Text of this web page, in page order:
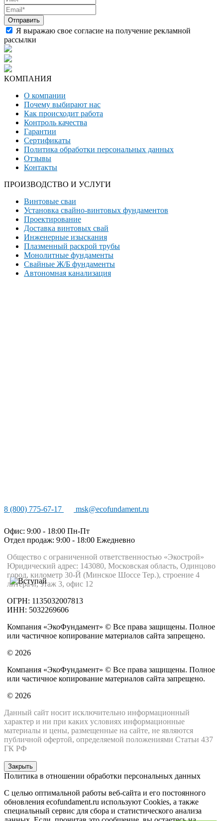
Я выражаю свое согласие на получение рекламной
рассылки
КОМПАНИЯ
О компании
Почему выбирают нас
Как происходит работа
Контроль качества
Гарантии
Сертификаты
Политика обработки персональных данных
Отзывы
Контакты
ПРОИЗВОДСТВО И УСЛУГИ
Винтовые сваи
Установка свайно-винтовых фундаментов
Проектирование
Доставка винтовых свай
Инженерные изыскания
Плазменный раскрой трубы
Монолитные фундаменты
Свайные Ж/Б фундаменты
Автономная канализация
8 (800) 775-67-17 msk@ecofundament.ru
Офис: 9:00 - 18:00 Пн-Пт
Отдел продаж: 9:00 - 18:00 Ежедневно
Общество с ограниченной ответственностью «Экострой»
Юридический адрес: 143080, Московская область, Одинцово
город, километр 30-Й (Минское Шоссе Тер.), строение 4
литера и, этаж 3, офис 12
ОГРН: 1135032007813
ИНН: 5032269606
Компания «ЭкоФундамент» © Все права защищены. Полное
или частичное копирование материалов сайта запрещено.
© 2026
Компания «ЭкоФундамент» © Все права защищены. Полное
или частичное копирование материалов сайта запрещено.
© 2026
Данный сайт носит исключительно информационный
характер и ни при каких условиях информационные
материалы и цены, размещенные на сайте, не являются
публичной офертой, определяемой положениями Статьи 437
ГК РФ
Закрыть
Политика в отношении обработки персональных данных
С целью оптимальной работы веб-сайта и его постоянного
обновления ecofundament.ru используют Cookies, а также
специальный сервис для сбора и статистического анализа